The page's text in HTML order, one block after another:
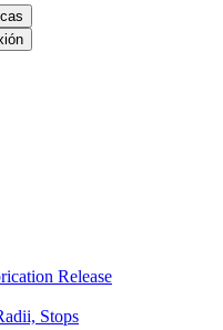
Release
Stops